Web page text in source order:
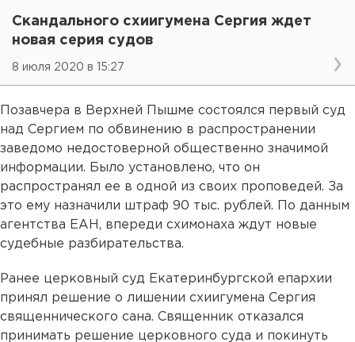
Скандального схиигумена Сергия ждет
новая серия судов
8 июля 2020 в 15:27
Позавчера в Верхней Пышме состоялся первый суд
над Сергием по обвинению в распространении
заведомо недостоверной общественно значимой
информации. Было установлено, что он
распространял ее в одной из своих проповедей. За
это ему назначили штраф 90 тыс. рублей. По данным
агентства ЕАН, впереди схимонаха ждут новые
судебные разбирательства.
Ранее церковный суд Екатеринбургской епархии
принял решение о лишении схиигумена Сергия
священнического сана. Священник отказался
принимать решение церковного суда и покинуть